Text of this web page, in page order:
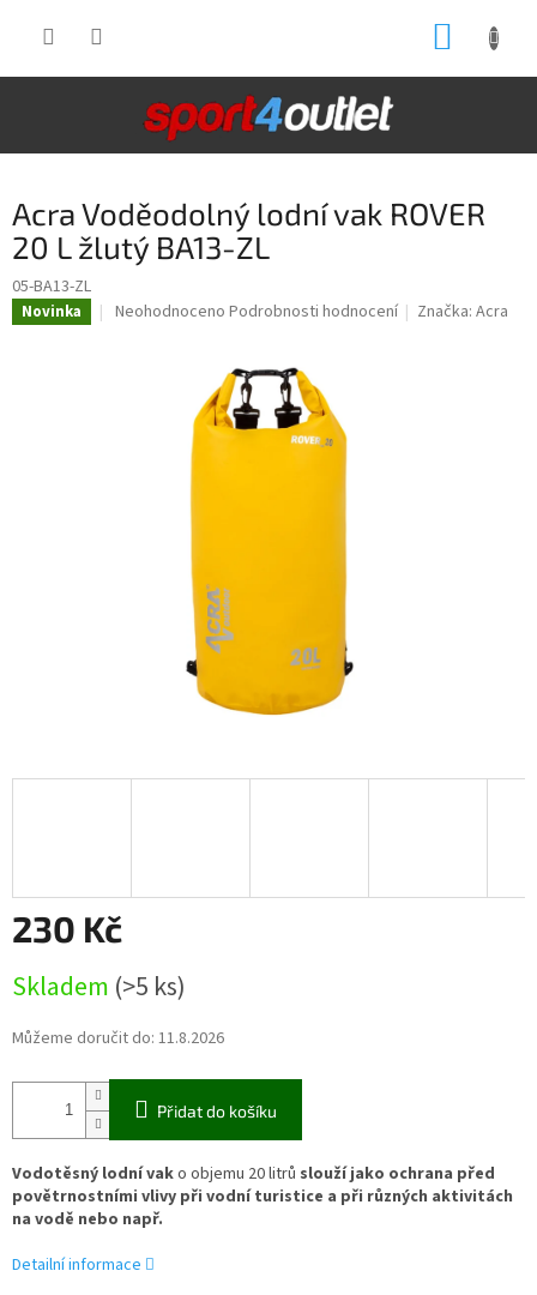
Acra Voděodolný lodní vak ROVER
20 L žlutý BA13-ZL
05-BA13-ZL
Novinka
Průměrné
hvězdiček.
Neohodnoceno Podrobnosti hodnocení Značka:Acra
230 Kč
cena:
Skladem (>5 ks)
Můžeme doručit do: 11.8.2026
Přidat do košíku
Vodotěsný lodní vako objemu 20 litrů slouží jako ochrana před
povětrnostními vlivy při vodní turistice a při různých aktivitách
na vodě nebo např.
Detailní informace